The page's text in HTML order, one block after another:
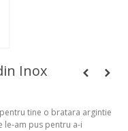
Inox
tine o bratara argintie
le-am pus pentru a-i